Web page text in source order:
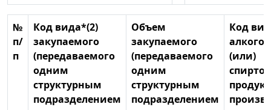
№
п/
п
Код вида*(2)
закупаемого
(передаваемого
одним
структурным
подразделением
Объем
закупаемого
(передаваемого
одним
структурным
подразделением
Код
(или)